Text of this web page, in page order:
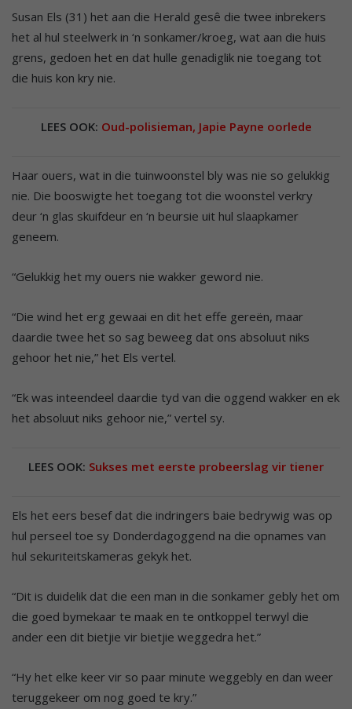
Susan Els (31) het aan die Herald gesê die twee inbrekers
het al hul steelwerk in ‘n sonkamer/kroeg, wat aan die huis
grens, gedoen het en dat hulle genadiglik nie toegang tot
die huis kon kry nie.
LEES OOK: Oud-polisieman, Japie Payne oorlede
Haar ouers, wat in die tuinwoonstel bly was nie so gelukkig
nie. Die booswigte het toegang tot die woonstel verkry
deur ‘n glas skuifdeur en ‘n beursie uit hul slaapkamer
geneem.
“Gelukkig het my ouers nie wakker geword nie.
“Die wind het erg gewaai en dit het effe gereën, maar
daardie twee het so sag beweeg dat ons absoluut niks
gehoor het nie,” het Els vertel.
“Ek was inteendeel daardie tyd van die oggend wakker en ek
het absoluut niks gehoor nie,” vertel sy.
LEES OOK: Sukses met eerste probeerslag vir tiener
Els het eers besef dat die indringers baie bedrywig was op
hul perseel toe sy Donderdagoggend na die opnames van
hul sekuriteitskameras gekyk het.
“Dit is duidelik dat die een man in die sonkamer gebly het om
die goed bymekaar te maak en te ontkoppel terwyl die
ander een dit bietjie vir bietjie weggedra het.”
“Hy het elke keer vir so paar minute weggebly en dan weer
teruggekeer om nog goed te kry.”